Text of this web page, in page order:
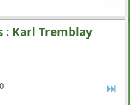
: Karl Tremblay